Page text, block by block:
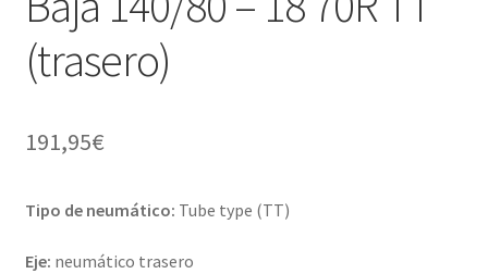
(trasero)
191,95€
Tipo de neumático: Tube type (TT)
Eje: neumático trasero